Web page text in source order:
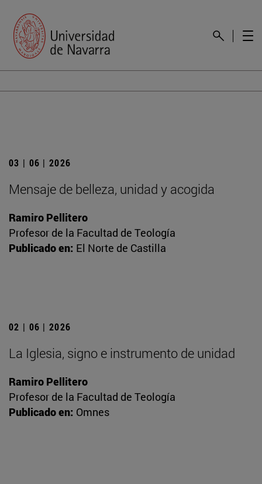
03 | 06 | 2026
Mensaje de belleza, unidad y acogida
Ramiro Pellitero
Profesor de la Facultad de Teología
Publicado en: El Norte de Castilla
02 | 06 | 2026
La Iglesia, signo e instrumento de unidad
Ramiro Pellitero
Profesor de la Facultad de Teología
Publicado en: Omnes